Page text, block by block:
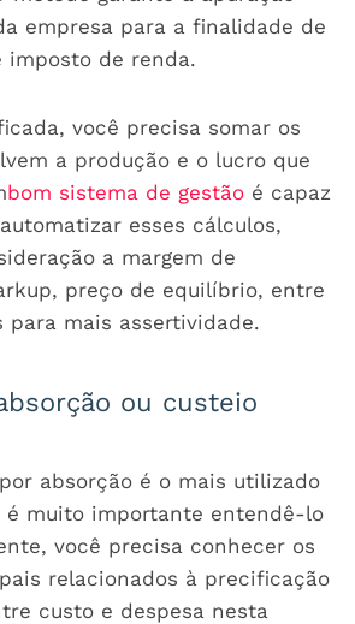
empresa para a finalidade de
imposto de renda.
você precisa somar os
a produção e o lucro que
bom sistema de gestão é capaz
esses cálculos,
a margem de
preço de equilíbrio, entre
para mais assertividade.
ou custeio
absorção é o mais utilizado
é muito importante entendê-lo
você precisa conhecer os
relacionados à precificação
custo e despesa nesta